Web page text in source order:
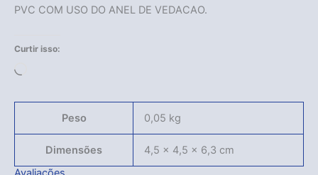
PVC COM USO DO ANEL DE VEDACAO.
Curtir isso:
Peso 0,05 kg
Dimensões
4,5 × 4,5 × 6,3 cm